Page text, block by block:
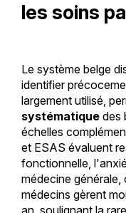
les soins
Le système belge
identifier
largement utilisé,
systématiquedes
échelles
et ESAS évaluent
fonctionnelle,
médecine générale,
médecins gèrent
an, soulignant la